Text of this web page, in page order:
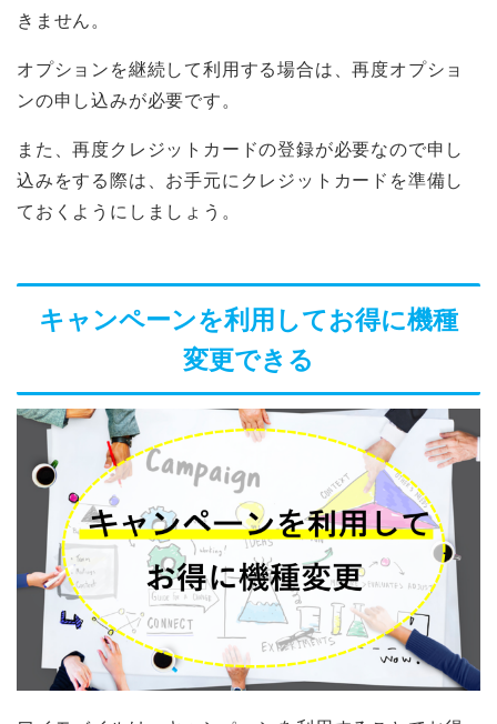
きません。
オプションを継続して利用する場合は、再度オプショ
ンの申し込みが必要です。
また、再度クレジットカードの登録が必要なので申し
込みをする際は、お手元にクレジットカードを準備し
ておくようにしましょう。
キャンペーンを利用してお得に機種
変更できる